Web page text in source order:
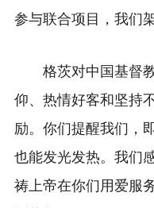
参与联合项目，我们
格茨对中国基督
仰、热情好客和坚持
励。你们提醒我们，
也能发光发热。我们
祷上帝在你们用爱服